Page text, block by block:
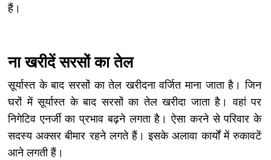
हैं।
ना खरीदें सरसों का तेल
सूर्यास्त के बाद सरसों का तेल खरीदना वर्जित माना जाता है। जिन
घरों में सूर्यास्त के बाद सरसों का तेल खरीदा जाता है। वहां पर
निगेटिव एनर्जी का प्रभाव बढ़ने लगता है। ऐसा करने से परिवार के
सदस्य अक्सर बीमार रहने लगते हैं। इसके अलावा कार्यों में रुकावटें
आने लगती हैं।